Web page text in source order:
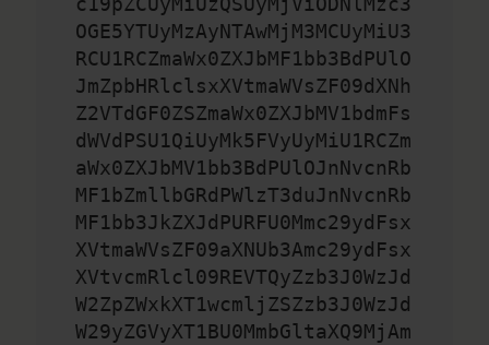
OGE5YTUyMzAyNTAwMjM3MCUyMiU3
RCU1RCZmaWx0ZXJbMF1bb3BdPUlO
JmZpbHRlclsxXVtmaWVsZF09dXNh
Z2VTdGF0ZSZmaWx0ZXJbMV1bdmFs
dWVdPSU1QiUyMk5FVyUyMiU1RCZm
aWx0ZXJbMV1bb3BdPUlOJnNvcnRb
MF1bZmllbGRdPWlzT3duJnNvcnRb
MF1bb3JkZXJdPURFU0Mmc29ydFsx
XVtmaWVsZF09aXNUb3Amc29ydFsx
XVtvcmRlcl09REVTQyZzb3J0WzJd
W2ZpZWxkXT1wcmljZSZzb3J0WzJd
W29yZGVyXT1BU0MmbGltaXQ9MjAm